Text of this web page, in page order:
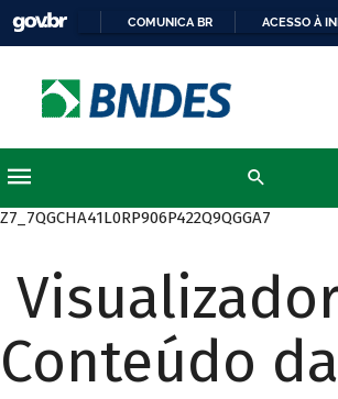
COMUNICA BR ACESSO À
Z7_7QGCHA41L0RP906P422Q9QGGA7
Conteúdo